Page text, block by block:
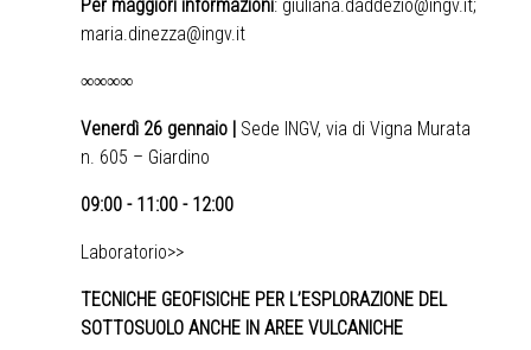
Per maggiori informazioni: giuliana.daddezio@ingv.it;
maria.dinezza@ingv.it
∞∞∞∞
Venerdì 26 gennaio |
Sede INGV, via di Vigna Murata
n. 605 – Giardino
09:00 - 11:00 - 12:00
Laboratorio>>
TECNICHE GEOFISICHE PER L’ESPLORAZIONE DEL
SOTTOSUOLO ANCHE IN AREE VULCANICHE